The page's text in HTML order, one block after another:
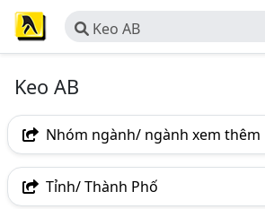
Keo AB
Keo AB
Nhóm ngành/ ngành xem thêm
Ngành nghề
Tỉnh/ Thành Phố